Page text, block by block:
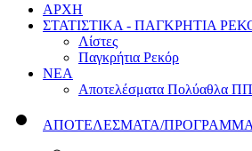
ΑΡΧΗ
ΣΤΑΤΙΣΤΙΚΑ - ΠΑΓΚΡΗΤΙΑ
Λίστες
Παγκρήτια Ρεκόρ
ΝΕΑ
Αποτελέσματα Πολύαθλα
ΑΠΟΤΕΛΕΣΜΑΤΑ/